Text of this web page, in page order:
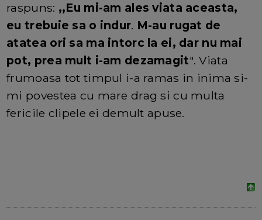
raspuns: ,,Eu mi-am ales viata aceasta,
eu trebuie sa o indur. M-au rugat de
atatea ori sa ma intorc la ei, dar nu mai
pot, prea mult i-am dezamagit". Viata
frumoasa tot timpul i-a ramas in inima si-
mi povestea cu mare drag si cu multa
fericile clipele ei demult apuse.